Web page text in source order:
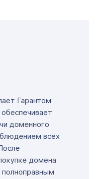
Гарантом
доменного
всех
домена
полноправным